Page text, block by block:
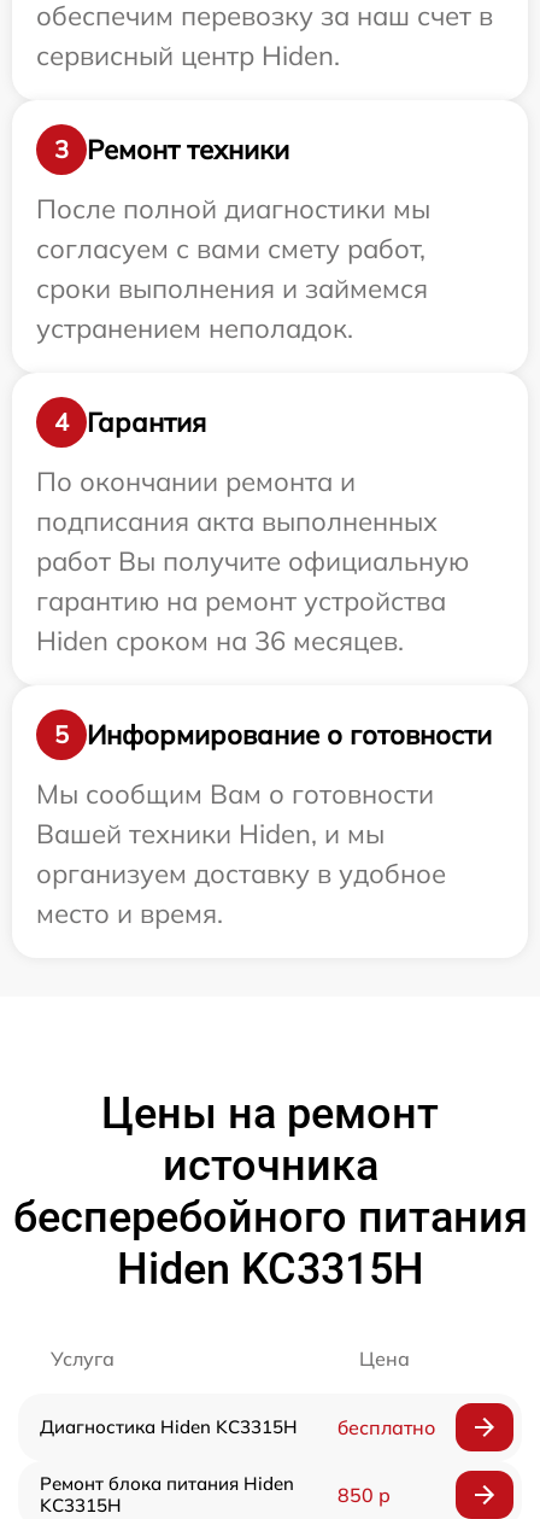
обеспечим перевозку за наш счет в
сервисный центр Hiden.
3
Ремонт техники
После полной диагностики мы
согласуем с вами смету работ,
сроки выполнения и займемся
устранением неполадок.
4
Гарантия
По окончании ремонта и
подписания акта выполненных
работ Вы получите официальную
гарантию на ремонт устройства
Hiden сроком на 36 месяцев.
5
Информирование о готовности
Мы сообщим Вам о готовности
Вашей техники Hiden, и мы
организуем доставку в удобное
место и время.
Цены на ремонт
источника
бесперебойного питания
Hiden KC3315H
Услуга Цена
Диагностика Hiden KC3315H бесплатно
Ремонт блока питания Hiden
KC3315H
850 р